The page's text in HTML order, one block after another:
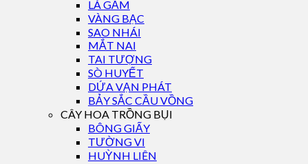
LÁ GẤM
VÀNG BẠC
SAO NHÁI
MẮT NAI
TAI TƯỢNG
SÒ HUYẾT
DỨA VẠN PHÁT
BẢY SẮC CẦU VỒNG
CÂY HOA TRỒNG BỤI
BÔNG GIẤY
TƯỜNG VI
HUỲNH LIÊN